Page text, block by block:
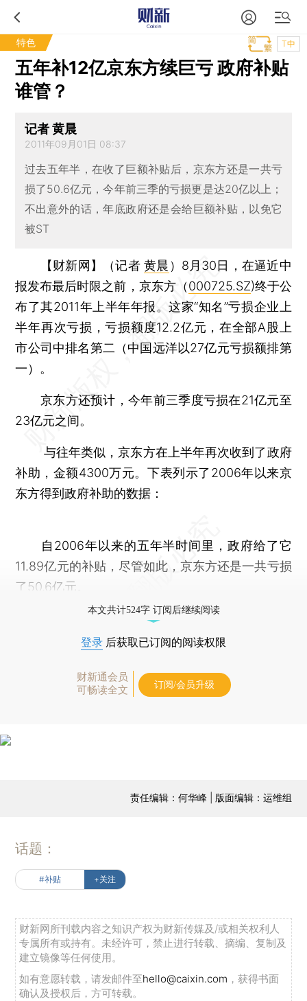
特色 T中
五年补12亿京东方续巨亏 政府补贴
谁管？
记者 黄晨
2011年09月01日 08:37
过去五年半，在收了巨额补贴后，京东方还是一共亏
损了50.6亿元，今年前三季的亏损更是达20亿以上；
不出意外的话，年底政府还是会给巨额补贴，以免它
被ST
【财新网】（记者黄晨 ） 8月30日，在逼近中
报发布最后时限之前，京东方（000725.SZ)终于公
布了其2011年上半年年报。这家“知名”亏损企业上
半年再次亏损，亏损额度12.2亿元，在全部A股上
市公司中排名第二（中国远洋以27亿元亏损额排第
一）。
京东方还预计，今年前三季度亏损在21亿元至
23亿元之间。
与往年类似，京东方在上半年再次收到了政府
补助，金额4300万元。下表列示了2006年以来京
东方得到政府补助的数据：
自2006年以来的五年半时间里，政府给了它
11.89亿元的补贴，尽管如此，京东方还是一共亏损
了50.6亿元。
本文共计524字 订阅后继续阅读
登录 后获取已订阅的阅读权限
财新通会员
可畅读全文
订阅/会员升级
责任编辑：何华峰 | 版面编辑：运维组
话题：
#补贴 +关注
财新网所刊载内容之知识产权为财新传媒及/或相关权利人
专属所有或持有。未经许可，禁止进行转载、摘编、复制及
建立镜像等任何使用。
如有意愿转载，请发邮件至hello@caixin.com ，获得书面
确认及授权后，方可转载。